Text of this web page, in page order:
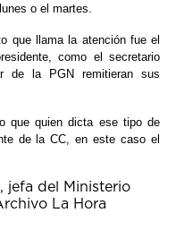
o el martes.
que llama la atención fue el
como el secretario
de la PGN remitieran sus
que quien dicta ese tipo de
de la CC, en este caso el